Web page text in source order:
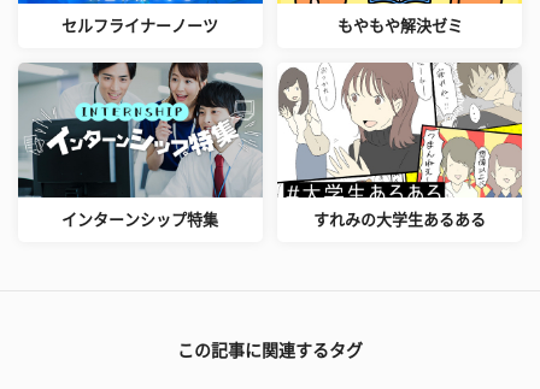
セルフライナーノーツ もやもや解決ゼミ
インターンシップ特集 すれみの大学生あるある
この記事に関連するタグ